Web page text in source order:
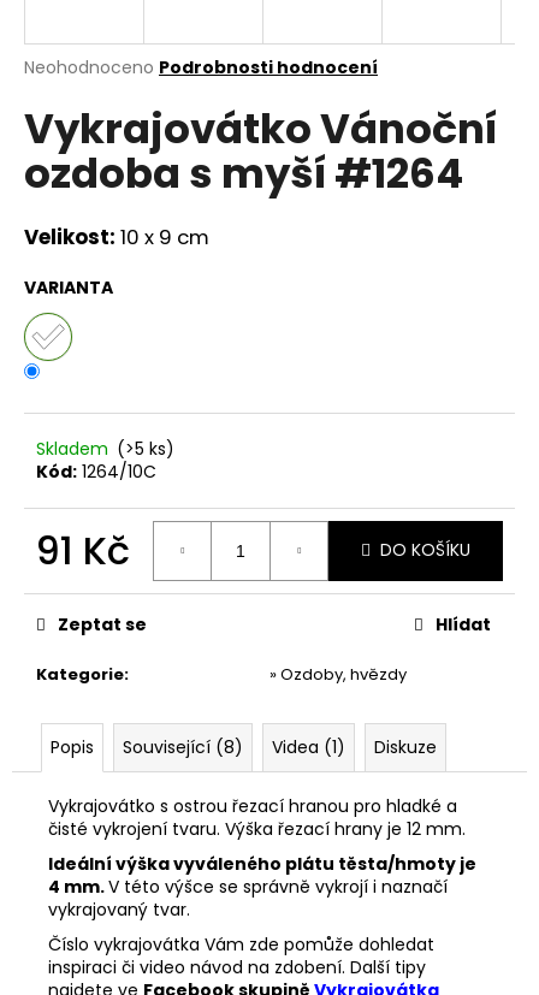
Průměrné
produktu
je
z
hvězdiček.
Neohodnoceno Podrobnosti hodnocení
Vykrajovátko Vánoční
ozdoba s myší #1264
Velikost: 10 x 9 cm
VARIANTA
Skladem (>5 ks)
Kód: 1264/10C
91 Kč
cena:
DO KOŠÍKU
Kategorie: » Ozdoby, hvězdy
Zeptat se Hlídat
Popis Související (8) Videa (1) Diskuze
Vykrajovátko s ostrou řezací hranou pro hladké a
čisté vykrojení tvaru. Výška řezací hrany je 12 mm.
Ideální výška vyváleného plátu těsta/hmoty je
4 mm.V této výšce se správně vykrojí i naznačí
vykrajovaný tvar.
Číslo vykrajovátka Vám zde pomůže dohledat
inspiraci či video návod na zdobení. Další tipy
najdete ve Facebook skupině Vykrajovátka
j
t
?
D
o
p
o
u
u
j
e
e
VYKRAJOVÁTKA
ŠKOLA
Kč